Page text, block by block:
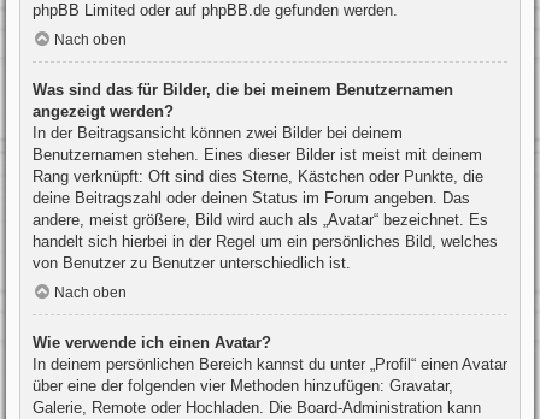
phpBB Limited oder auf phpBB.de gefunden werden.
Nach oben
Was sind das für Bilder, die bei meinem Benutzernamen
angezeigt werden?
In der Beitragsansicht können zwei Bilder bei deinem
Benutzernamen stehen. Eines dieser Bilder ist meist mit deinem
Rang verknüpft: Oft sind dies Sterne, Kästchen oder Punkte, die
deine Beitragszahl oder deinen Status im Forum angeben. Das
andere, meist größere, Bild wird auch als „Avatar“ bezeichnet. Es
handelt sich hierbei in der Regel um ein persönliches Bild, welches
von Benutzer zu Benutzer unterschiedlich ist.
Nach oben
Wie verwende ich einen Avatar?
In deinem persönlichen Bereich kannst du unter „Profil“ einen Avatar
über eine der folgenden vier Methoden hinzufügen: Gravatar,
Galerie, Remote oder Hochladen. Die Board-Administration kann